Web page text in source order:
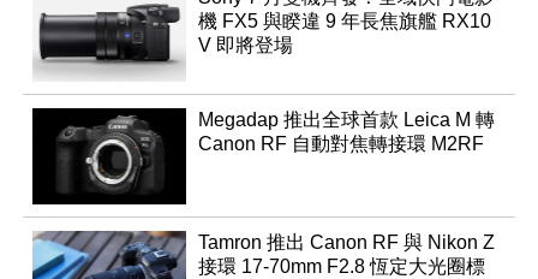
機 FX5 與睽違 9 年長焦旗艦 RX10
V 即將登場
Megadap 推出全球首款 Leica M 轉
Canon RF 自動對焦轉接環 M2RF
Tamron 推出 Canon RF 與 Nikon Z
接環 17-70mm F2.8 恆定大光圈標